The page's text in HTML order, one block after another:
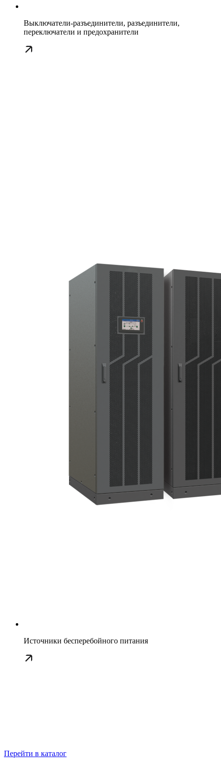
Выключатели-разъединители, разъединители,
переключатели и предохранители
Источники бесперебойного питания
Перейти в каталог